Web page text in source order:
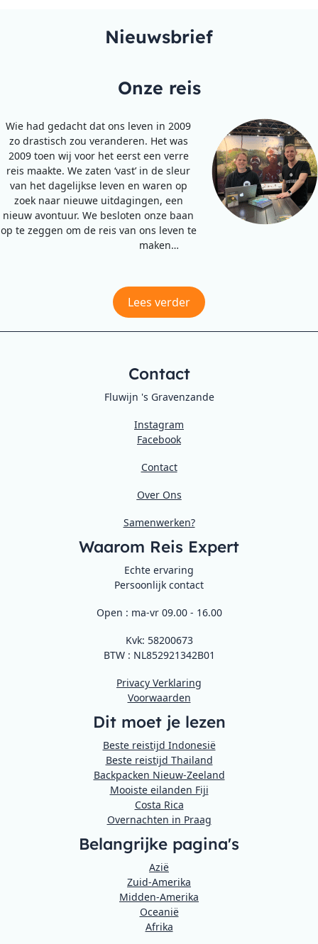
Nieuwsbrief
Onze reis
Wie had gedacht dat ons leven in 2009
zo drastisch zou veranderen. Het was
2009 toen wij voor het eerst een verre
reis maakte. We zaten ‘vast’ in de sleur
van het dagelijkse leven en waren op
zoek naar nieuwe uitdagingen, een
nieuw avontuur. We besloten onze baan
op te zeggen om de reis van ons leven te
maken…
Lees verder
Contact
Fluwijn 's Gravenzande
Instagram
Facebook
Contact
Over Ons
Samenwerken?
Waarom Reis Expert
Echte ervaring
Persoonlijk contact
Open : ma-vr 09.00 - 16.00
Kvk: 58200673
BTW : NL852921342B01
Privacy Verklaring
Voorwaarden
Dit moet je lezen
Beste reistijd Indonesië
Beste reistijd Thailand
Backpacken Nieuw-Zeeland
Mooiste eilanden Fiji
Costa Rica
Overnachten in Praag
Belangrijke pagina's
Azië
Zuid-Amerika
Midden-Amerika
Oceanië
Afrika